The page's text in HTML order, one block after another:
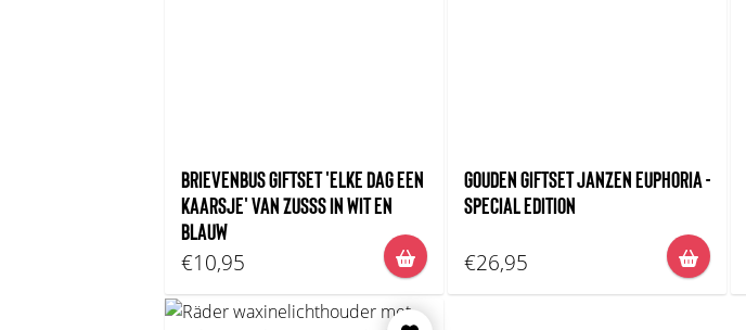
BRIEVENBUS GIFTSET 'ELKE DAG EEN
KAARSJE' VAN ZUSSS IN WIT EN
BLAUW
€10,95
GOUDEN GIFTSET JANZEN EUPHORIA -
SPECIAL EDITION
€26,95